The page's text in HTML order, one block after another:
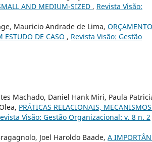
AND MEDIUM-SIZED , Revista Visão:
Mauricio Andrade de Lima, ORÇAMENTO
DE CASO , Revista Visão: Gestão
Machado, Daniel Hank Miri, Paula
PRÁTICAS RELACIONAIS,
Visão: Gestão Organizacional: v. 8 n. 2
Joel Haroldo Baade, A